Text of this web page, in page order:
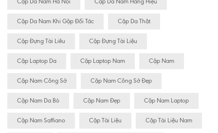
Cặp Da Nam Hà Nội Cặp Da Nam Hàng Hiệu
Cặp Da Nam Khi Gặp Đối Tác Cặp Da Thật
Cặp Đựng Tài Liêu Cặp Đựng Tài Liệu
Cặp Laptop Da Cặp Laptop Nam Cặp Nam
Cặp Nam Công Sở Cặp Nam Công Sở Đẹp
Cặp Nam Da Bò Cặp Nam Đẹp Cặp Nam Laptop
Cặp Nam Saffiano Cặp Tài Liệu Cặp Tài Liệu Nam